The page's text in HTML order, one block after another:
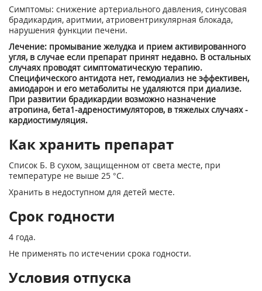
Симптомы: снижение артериального давления, синусовая
брадикардия, аритмии, атрио­вентрикулярная блокада,
нарушения функции печени.
Лечение: промывание желудка и прием активированного
угля, в случае если препарат при­нят недавно. В остальных
случаях проводят симптоматическую терапию.
Специфического антидота нет, гемодиализ не эффективен,
амиодарон и его метаболиты не удаляются при диализе.
При развитии брадикардии возможно назначение
атропина, бета1-адреностимуляторов, в тяжелых случаях -
кардиостимуляция.
Как хранить препарат
Список Б. В сухом, защищенном от света месте, при
температуре не выше 25 °С.
Хранить в недоступном для детей месте.
Срок годности
4 года.
Не применять по истечении срока годности.
Условия отпуска